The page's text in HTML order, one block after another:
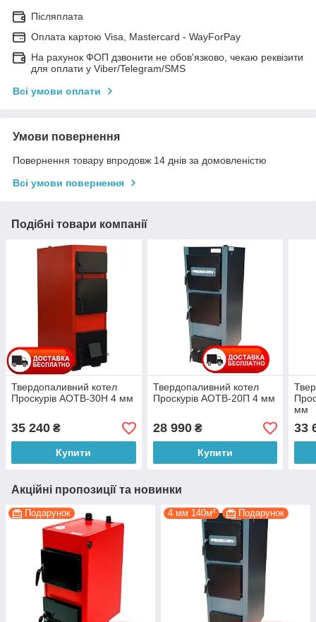
Післяплата
Оплата картою Visa, Mastercard - WayForPay
На рахунок ФОП дзвонити не обов'язково, чекаю реквізити
для оплати у Viber/Telegram/SMS
Всі умови оплати
Умови повернення
Повернення товару впродовж 14 днів за домовленістю
Всі умови повернення
Подібні товари компанії
Твердопаливний котел
Проскурів АОТВ-30Н 4 мм
35 240 ₴
Купити
Твердопаливний котел
Проскурів АОТВ-20П 4 мм
28 990₴
Купити
мм
33
Акційні пропозиції та новинки
Подарунок 4 мм 140м² Подарунок